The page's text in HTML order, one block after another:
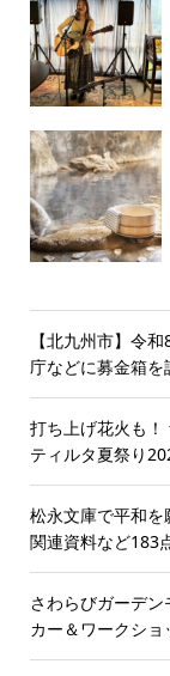
【北九州市】令
庁などに募金箱を
打ち上げ花火も
ティルタ夏祭り
松永文庫で平和
関連資料など183
さわらびガーデ
カー＆ワークショ